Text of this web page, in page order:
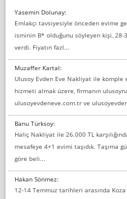
Yasemin Dolunay:
Emlakçı tavsiyesiyle önceden evime
isminin B* olduğunu söyleyen kişi, 28-
verdi. Fiyatın fazl...
Muzaffer Kartal:
Ulusoy Evden Eve Nakliyat ile komple
hizmeti almak üzere, firmanın
ulusoyevdeneve.com.tr ve
Banu Türksoy:
Haliç Nakliyat ile 26.000 TL
mesafeye 4+1 evimi taşıdık. Taşıma
göre beli...
Hakan Sönmez:
12-14 Temmuz tarihleri arasında